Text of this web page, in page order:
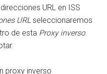
URL en ISS
URLseleccionaremos
de esta Proxy inverso.